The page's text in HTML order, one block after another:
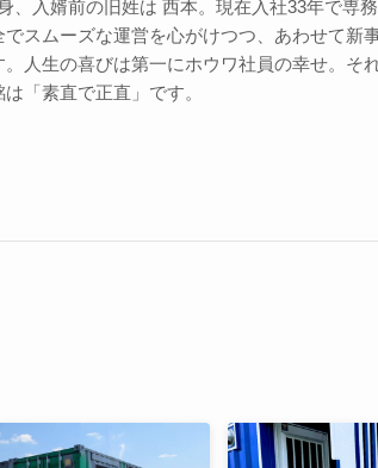
、入婿前の旧姓は 西本。現在入社33年で専
スムーズな運営を心がけつつ、あわせて新
人生の喜びは第一にホウワ社員の幸せ。そ
「素直で正直」です。